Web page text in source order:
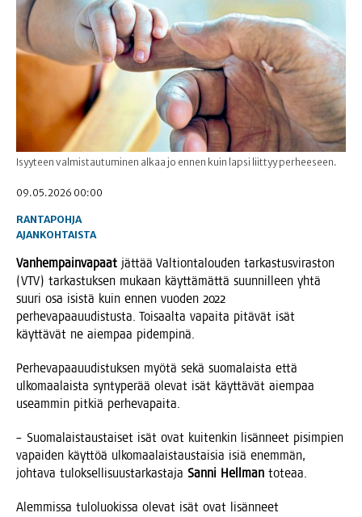
Isyyteen valmistautuminen alkaa jo ennen kuin lapsi liittyy perheeseen.
09.05.2026 00:00
RANTAPOHJA
AJANKOHTAISTA
Van­hem­pain­va­paat jät­tää Val­tion­ta­lou­den tar­kas­tus­vi­ras­ton
(VTV) tar­kas­tuk­sen mukaan käyt­tä­mät­tä suun­nil­leen yhtä
suu­ri osa isis­tä kuin ennen vuo­den 2022
per­he­va­paa­uu­dis­tus­ta. Toi­saal­ta vapai­ta pitä­vät isät
käyt­tä­vät ne aiem­paa pidempinä.
Per­he­va­paa­uu­dis­tuk­sen myö­tä sekä suo­ma­lais­ta että
ulko­maa­lais­ta syn­ty­pe­rää ole­vat isät käyt­tä­vät aiem­paa
useam­min pit­kiä perhevapaita.
– Suo­ma­lais­taus­tai­set isät ovat kui­ten­kin lisän­neet pisim­pien
vapai­den käyt­töä ulko­maa­lais­taus­tai­sia isiä enem­män,
joh­ta­va tulok­sel­li­suus­tar­kas­ta­ja San­ni Hell­man toteaa.
Alem­mis­sa tulo­luo­kis­sa ole­vat isät ovat lisän­neet